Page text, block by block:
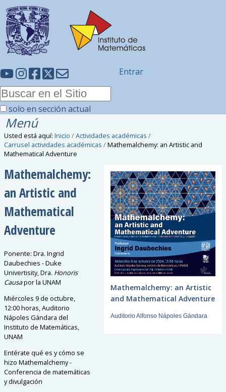
solo en sección actual
Entrar
Menú
Usted está aquí: Inicio /Actividades académicas /
Carrusel actividades académicas /Mathemalchemy: an Artistic and
Mathematical Adventure
Mathemalchemy:
an Artistic and
Mathematical
Adventure
Ponente: Dra. Ingrid
Daubechies - Duke
Univertisity, Dra. Honoris
Causapor la UNAM
Miércoles 9 de octubre,
12:00 horas, Auditorio
Nápoles Gándara del
Instituto de Matemáticas,
UNAM
Entérate qué es y cómo se
hizo Mathemalchemy -
Conferencia de matemáticas
y divulgación
Mathemalchemy: an Artistic
and Mathematical Adventure
Auditorio Alfonso Nápoles Gándara